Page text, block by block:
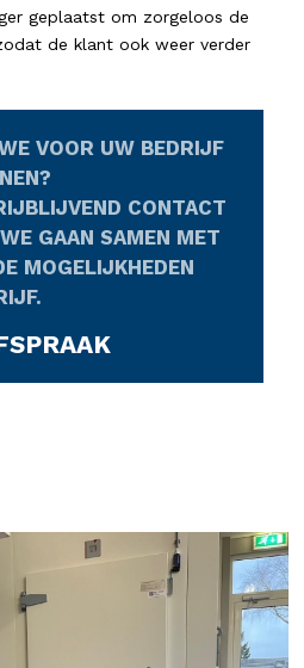
geplaatst om zorgeloos de
de klant ook weer verder
VOOR UW BEDRIJF
CONTACT
GAAN SAMEN MET
MOGELIJKHEDEN